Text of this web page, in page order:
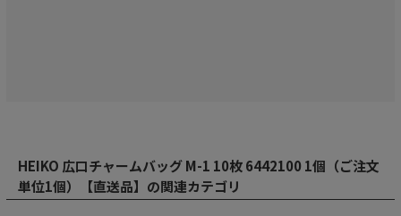
HEIKO 広口チャームバッグ M-1 10枚 6442100 1個（ご注文
単位1個）【直送品】の関連カテゴリ